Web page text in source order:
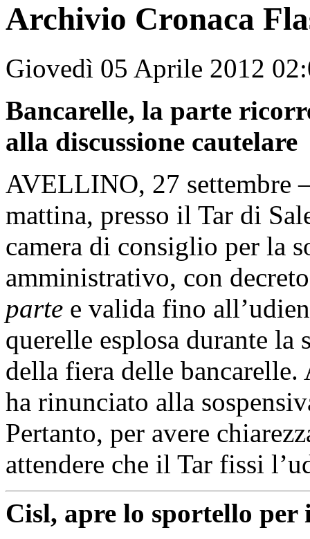
Archivio Cronaca
Giovedì 05 Aprile 2012
Bancarelle, la parte
alla discussione cautelare
AVELLINO, 27 settembre
mattina, presso il Tar di
camera di consiglio per la
amministrativo, con
parte e valida fino
querelle esplosa durante la
della fiera delle
ha rinunciato alla
Pertanto, per avere
attendere che il Tar fissi
Cisl, apre lo sportello per